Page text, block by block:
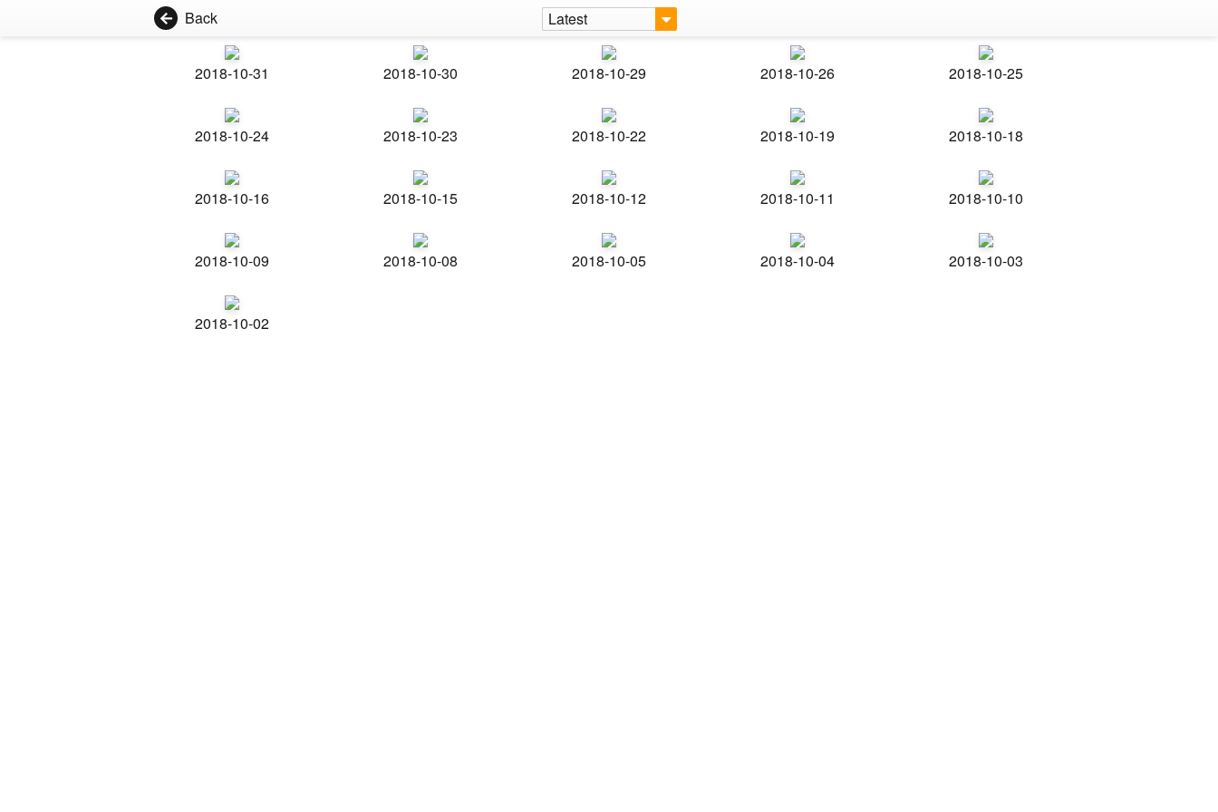
Back Latest
2018-10-31 2018-10-30 2018-10-29 2018-10-26 2018-10-25
2018-10-24 2018-10-23 2018-10-22 2018-10-19 2018-10-18
2018-10-16 2018-10-15 2018-10-12 2018-10-11 2018-10-10
2018-10-09 2018-10-08 2018-10-05 2018-10-04 2018-10-03
2018-10-02